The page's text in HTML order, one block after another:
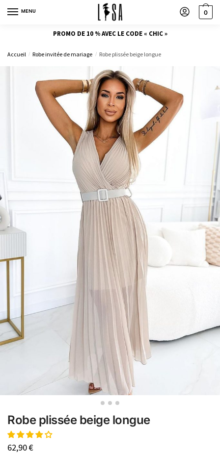
MENU 0
PROMO DE 10 % AVEC LE CODE « CHIC »
Accueil / Robe invitée de mariage / Robe plissée beige longue
Robe plissée beige longue
62,90€